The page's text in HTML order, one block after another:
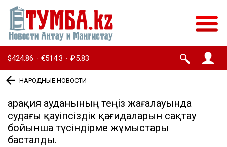
$424.86 · €514.3 · ₽5.83
НАРОДНЫЕ НОВОСТИ
Қарақия ауданының теңіз жағалауында
судағы қауіпсіздік қағидаларын сақтау
бойынша түсіндірме жұмыстары
басталды.